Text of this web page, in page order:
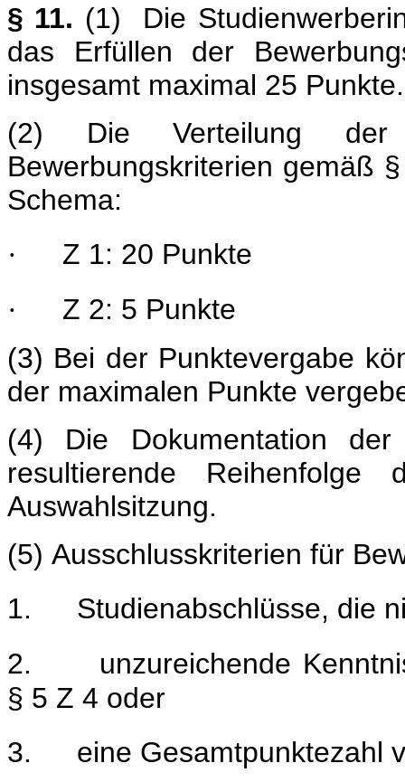
§ 11. (1) Die
das Erfüllen der
insgesamt maximal 25 Punkte.
(2) Die Verteilung
Bewerbungskriterien gemäß
Schema:
· Z 1: 20 Punkte
·
Z 2: 5 Punkte
(3) Bei der Punktevergabe
der maximalen Punkte
(4) Die Dokumentation
resultierende
Auswahlsitzung.
(5) Ausschlusskriterien für
1.
Studienabschlüsse, die
2.
unzureichende
§ 5 Z 4 oder
3.
eine Gesamtpunktezahl